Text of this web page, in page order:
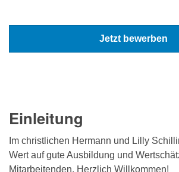
Jetzt bewerben
Einleitung
Im christlichen Hermann und Lilly
Wert auf gute Ausbildung und
Mitarbeitenden. Herzlich Willkommen!